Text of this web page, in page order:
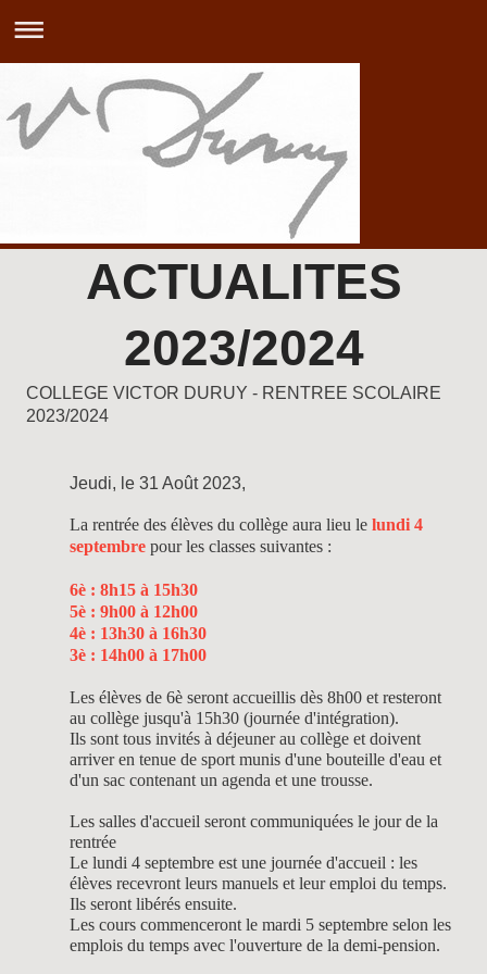
ACTUALITES
2023/2024
COLLEGE VICTOR DURUY - RENTREE SCOLAIRE
2023/2024
Jeudi, le 31 Août 2023,
La rentrée des élèves du collège aura lieu le lundi 4
septembre pour les classes suivantes :
6è : 8h15 à 15h30
5è : 9h00 à 12h00
​4è : 13h30 à 16h30
​3è : 14h00 à 17h00
​​Les élèves de 6è seront accueillis dès 8h00 et resteront
au collège jusqu'à 15h30 (journée d'intégration).
Ils sont tous invités à déjeuner au collège et doivent
arriver en tenue de sport munis d'une bouteille d'eau et
d'un sac contenant un agenda et une trousse.
​Les salles d'accueil seront communiquées le jour de la
rentrée
​​Le lundi 4 septembre est une journée d'accueil : les
élèves recevront leurs manuels et leur emploi du temps.
Ils seront libérés ensuite.
​Les cours commenceront le mardi 5 septembre selon les
emplois du temps avec l'ouverture de la demi-pension.